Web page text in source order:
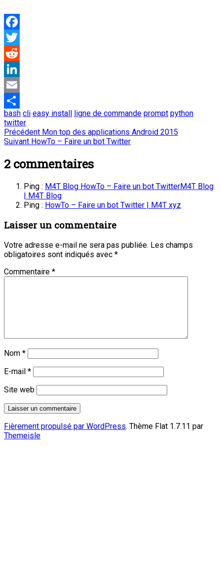
Facebook
Twitter
Reddit
LinkedIn
Email
Partager
bash cli easy install ligne de commande prompt python
twitter
Navigation
de
l’article
Précédent Article
précédent
Mon top des applications Android 2015
Suivant Article
:
HowTo – Faire un bot Twitter
2 commentaires
Ping : M4T Blog HowTo – Faire un bot TwitterM4T Blog
| M4T Blog
Ping : HowTo – Faire un bot Twitter | M4T xyz
Laisser un commentaire
Votre adresse e-mail ne sera pas publiée. Les champs
obligatoires sont indiqués avec *
Commentaire *
Nom *
E-mail *
Site web
Fièrement propulsé par WordPress. Thème Flat 1.7.11 par
Themeisle